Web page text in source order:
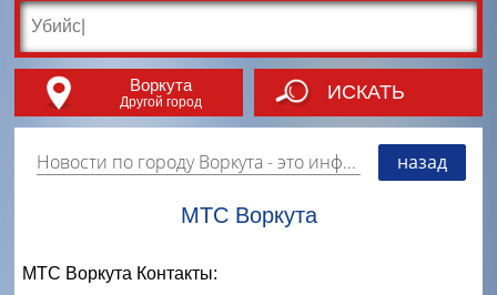
Воркута
Другой город ИСКАТЬ
Новости по городу Воркута- это информация о событиях, мероприятиях и торгово-коммерческой деятельности города. Страницу наполняют платные и бесплатные объявления, имеющие функцию "поднятия вверх списка". назад
МТС Воркута
МТС Воркута Контакты: